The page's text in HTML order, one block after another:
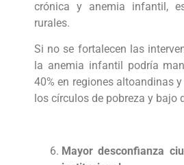
crónica y anemia infantil,
rurales.
Si no se fortalecen las
la anemia infantil podría
40% en regiones altoandinas
los círculos de pobreza y bajo
Mayor desconfianza